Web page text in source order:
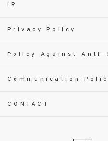
IR
Privacy Policy
Policy Against Anti-
Communication
CONTACT